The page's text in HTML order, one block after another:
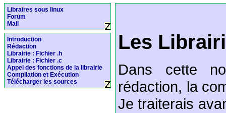
Libraires sous linux
Forum
Mail
Introduction
Rédaction
Librairie : Fichier .h
Librairie : Fichier .c
Appel des fonctions de la librairie
Compilation et Exécution
Télécharger les sources
Les
Dans cette
rédaction, la
Je traiterais